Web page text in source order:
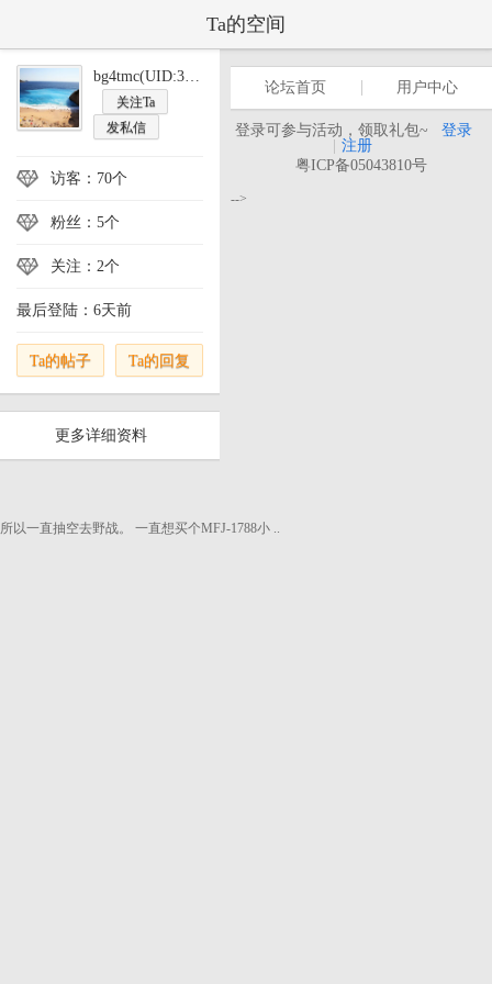
Ta的空间
bg4tmc(UID:360668)
关注Ta
发私信
访客：70个
粉丝：5个
关注：2个
最后登陆：6天前
Ta的帖子 Ta的回复
更多详细资料
以一直抽空去野战。 一直想买个MFJ-1788小 ..
论坛首页 用户中心
登录可参与活动，领取礼包~
登录
注册
粤ICP备05043810号
-->